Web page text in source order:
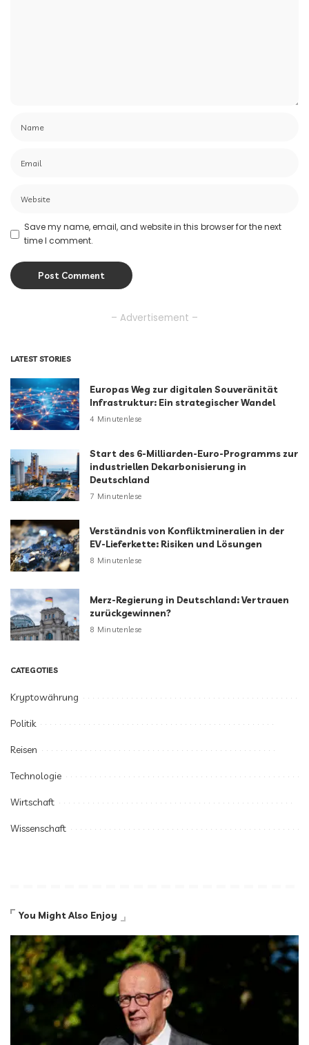
Save my name, email, and website in this browser for the next
time I comment.
– Advertisement –
LATEST STORIES
Europas Weg zur digitalen Souveränität
Infrastruktur: Ein strategischer Wandel
4 Minutenlese
Start des 6-Milliarden-Euro-Programms zur
industriellen Dekarbonisierung in
Deutschland
7 Minutenlese
Verständnis von Konfliktmineralien in der
EV-Lieferkette: Risiken und Lösungen
8 Minutenlese
Merz-Regierung in Deutschland: Vertrauen
zurückgewinnen?
8 Minutenlese
CATEGOTIES
Kryptowährung
Politik
Reisen
Technologie
Wirtschaft
Wissenschaft
You Might Also Enjoy